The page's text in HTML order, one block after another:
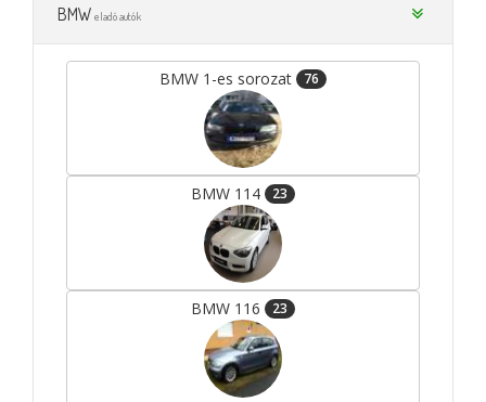
BMW eladó autók
BMW 1-es sorozat 76
BMW 114 23
BMW 116 23